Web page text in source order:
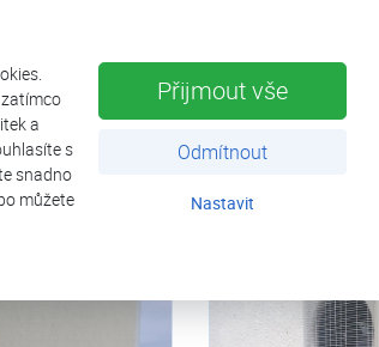
a
s
snadno
můžete
Přijmout vše
Odmítnout
Nastavit
Kaiteki 14T je
domu a
Jako
elektrokotel
čerpadle.
Rodinný dům
Tepelné čerpadlo
použito pro
ohřevu teplé
bivalentní zdroj
instalovaný v